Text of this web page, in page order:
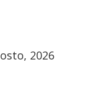
2026